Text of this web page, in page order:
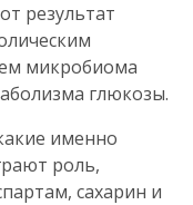
результат
микробиома
глюкозы.
именно
роль,
сахарин и